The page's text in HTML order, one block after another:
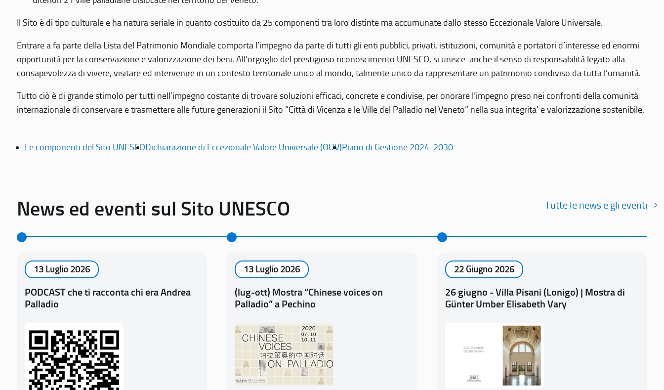
Il Sito è di tipo culturale e ha natura seriale in quanto costituito da 25 componenti tra loro distinte ma accumunate dallo stesso Eccezionale Valore Universale.
Entrare a fa parte della Lista del Patrimonio Mondiale comporta l’impegno da parte di tutti gli enti pubblici, privati, istituzioni, comunità e portatori d’interesse ed enormi
opportunità per la conservazione e valorizzazione dei beni. All’orgoglio del prestigioso riconoscimento UNESCO, si unisce anche il senso di responsabilità legato alla
consapevolezza di vivere, visitare ed intervenire in un contesto territoriale unico al mondo, talmente unico da rappresentare un patrimonio condiviso da tutta l’umanità.
Tutto ciò è di grande stimolo per tutti nell’impegno costante di trovare soluzioni efficaci, concrete e condivise, per onorare l’impegno preso nei confronti della comunità
internazionale di conservare e trasmettere alle future generazioni il Sito “Città di Vicenza e le Ville del Palladio nel Veneto” nella sua integrita’ e valorizzazione sostenibile.
Le componenti del Sito UNESCODichiarazione di Eccezionale Valore Universale (OUV)Piano di Gestione 2024-2030
News ed eventi sul Sito UNESCO Tutte le news e gli eventi
13 Luglio 2026
PODCAST che ti racconta chi era Andrea
Palladio
13 Luglio 2026
(lug-ott) Mostra “Chinese voices on
Palladio” a Pechino
22 Giugno 2026
26 giugno - Villa Pisani (Lonigo) | Mostra di
Günter Umber Elisabeth Vary